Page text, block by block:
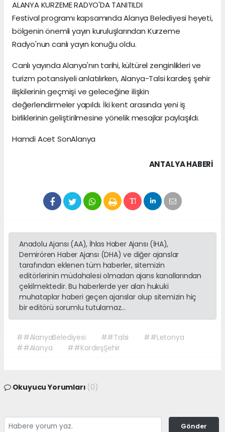
ALANYA KURZEME RADYO'DA TANITILDI
Festival programı kapsamında Alanya Belediyesi heyeti,
bölgenin önemli yayın kuruluşlarından Kurzeme
Radyo'nun canlı yayın konuğu oldu.
Canlı yayında Alanya'nın tarihi, kültürel zenginlikleri ve
turizm potansiyeli anlatılırken, Alanya-Talsi kardeş şehir
ilişkilerinin geçmişi ve geleceğine ilişkin
değerlendirmeler yapıldı. İki kent arasında yeni iş
birliklerinin geliştirilmesine yönelik mesajlar paylaşıldı.
Hamdi Acet SonAlanya
ANTALYA HABERİ
Anadolu Ajansı (AA), İhlas Haber Ajansı (İHA),
Demirören Haber Ajansı (DHA) ve diğer ajanslar
tarafından eklenen tüm haberler, sitemizin
editörlerinin müdahalesi olmadan ajans kanallarından
çekilmektedir. Bu haberlerde yer alan hukuki
muhataplar haberi geçen ajanslar olup sitemizin hiç
bir editörü sorumlu tutulamaz...
##AlanyaBelediyesi ##Talsi
##Letonya
##Alanya
##KardeşŞehir
Okuyucu Yorumları (0)
Gönder